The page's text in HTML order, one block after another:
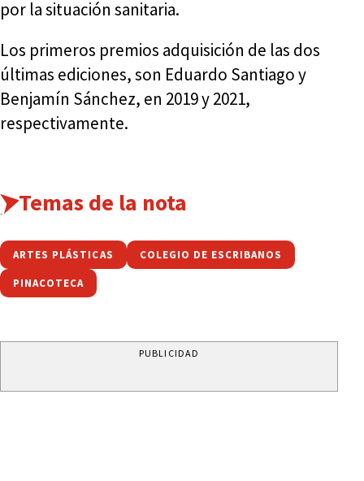
por la situación sanitaria.
Los primeros premios adquisición de las dos
últimas ediciones, son Eduardo Santiago y
Benjamín Sánchez, en 2019 y 2021,
respectivamente.
Temas de la nota
ARTES PLÁSTICAS COLEGIO DE ESCRIBANOS
PINACOTECA
PUBLICIDAD